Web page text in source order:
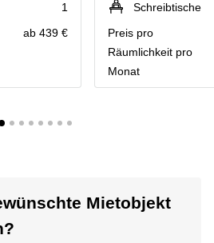
1
ab 439 €
Schreibtische
Preis pro
Räumlichkeit pro
Monat
Mietobjekt